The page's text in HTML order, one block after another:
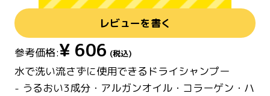
レビューを書く
参考価格:¥ 606 (税込)
水で洗い流さずに使用できるドライシャンプー
- うるおい3成分・アルガンオイル・コラーゲン・ハ